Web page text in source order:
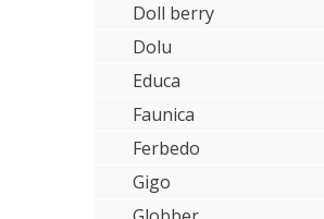
Doll berry
Dolu
Educa
Faunica
Ferbedo
Gigo